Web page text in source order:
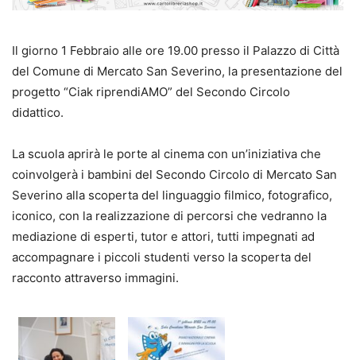
Il giorno 1 Febbraio alle ore 19.00 presso il Palazzo di Città
del Comune di Mercato San Severino, la presentazione del
progetto “Ciak riprendiAMO” del Secondo Circolo
didattico.
La scuola aprirà le porte al cinema con un’iniziativa che
coinvolgerà i bambini del Secondo Circolo di Mercato San
Severino alla scoperta del linguaggio filmico, fotografico,
iconico, con la realizzazione di percorsi che vedranno la
mediazione di esperti, tutor e attori, tutti impegnati ad
accompagnare i piccoli studenti verso la scoperta del
racconto attraverso immagini.